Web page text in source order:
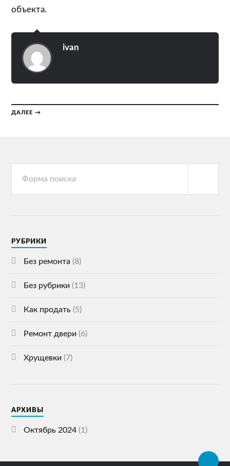
объекта.
ivan
ДАЛЕЕ →
РУБРИКИ
Без ремонта (8)
Без рубрики (13)
Как продать (5)
Ремонт двери (6)
Хрущевки (7)
АРХИВЫ
Октябрь 2024 (1)